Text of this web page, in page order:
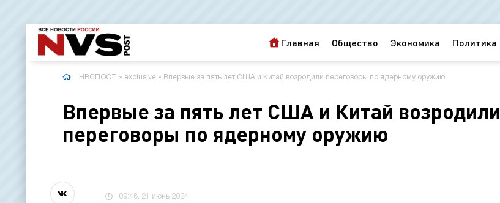
Главная Общество Экономика Политика
НВСПОСТ » exclusive » Впервые за пять лет США и Китай возродили переговоры по ядерному оружию
Впервые за пять лет США и Китай возродили
переговоры по ядерному оружию
09:48, 21 июнь 2024